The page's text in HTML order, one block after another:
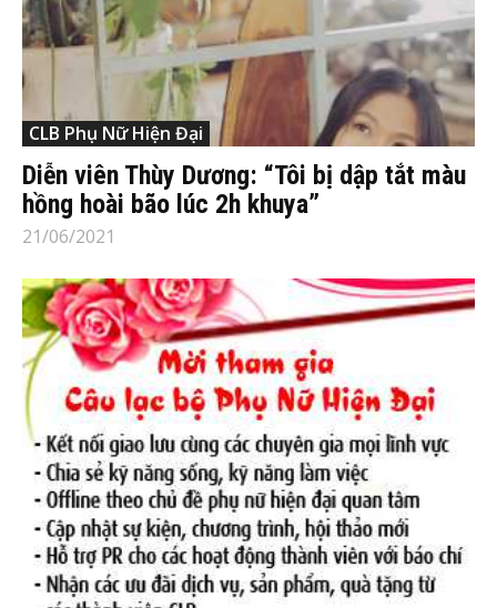
CLB Phụ Nữ Hiện Đại
Diễn viên Thùy Dương: “Tôi bị dập tắt màu
hồng hoài bão lúc 2h khuya”
21/06/2021